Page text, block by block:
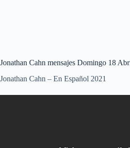
Jonathan Cahn mensajes Domingo 18
Jonathan Cahn – En Español 2021